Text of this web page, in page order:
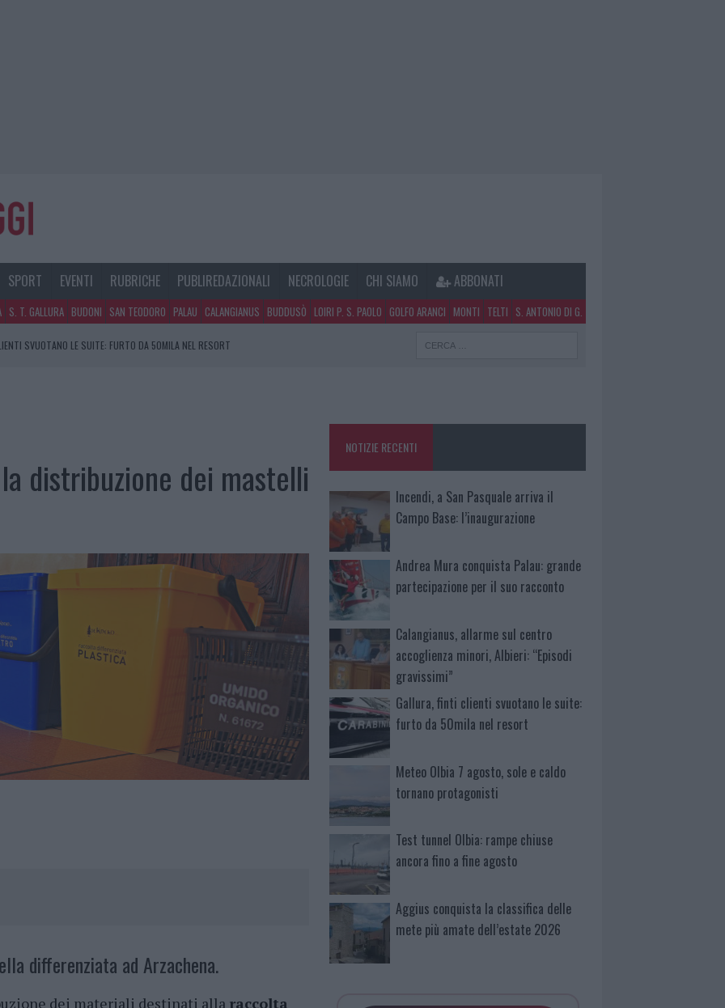
SPORT EVENTI RUBRICHE PUBLIREDAZIONALI NECROLOGIE CHI SIAMO ABBONATI
S. T. GALLURA BUDONI SAN TEODORO PALAU CALANGIANUS BUDDUSÒ LOIRI P. S. PAOLO GOLFO ARANCI MONTI TELTI S. ANTONIO DI G.
SVUOTANO LE SUITE: FURTO DA 50MILA NEL RESORT
SOLE E CALDO TORNANO PROTAGONISTI
ACCOGLIENZA MINORI, ALBIERI: “EPISODI GRAVISSIMI”
distribuzione dei mastelli
differenziata ad Arzachena.
dei materiali destinati alla raccolta
NOTIZIE RECENTI
Incendi, a San Pasquale arriva il
Campo Base: l’inaugurazione
Andrea Mura conquista Palau: grande
partecipazione per il suo racconto
Calangianus, allarme sul centro
accoglienza minori, Albieri: “Episodi
gravissimi”
Gallura, finti clienti svuotano le suite:
furto da 50mila nel resort
Meteo Olbia 7 agosto, sole e caldo
tornano protagonisti
Test tunnel Olbia: rampe chiuse
ancora fino a fine agosto
Aggius conquista la classifica delle
mete più amate dell’estate 2026